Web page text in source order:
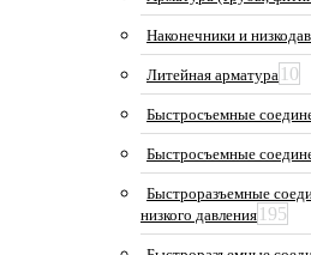
Наконечники и
Литейная арматура 10
Быстросъемные
Быстросъемные
Быстроразъемные
низкого давления 195